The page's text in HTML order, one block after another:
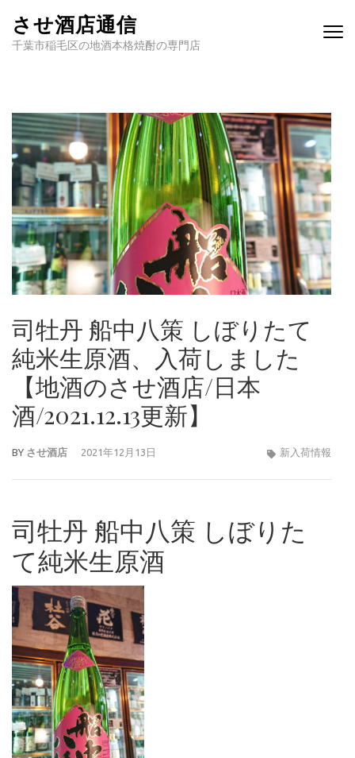
させ酒店通信
千葉市稲毛区の地酒本格焼酎の専門店
司牡丹 船中八策 しぼりたて
純米生原酒、入荷しました
【地酒のさせ酒店/日本
酒/2021.12.13更新】
BY させ酒店 2021年12月13日 新入荷情報
司牡丹 船中八策 しぼりた
て純米生原酒